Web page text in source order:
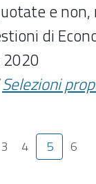
e
di
Selezioni
3 4 5
6